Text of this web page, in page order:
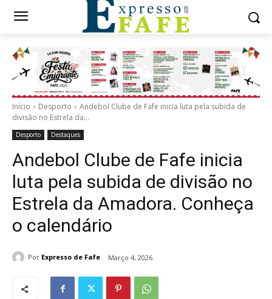
Início Desporto
Andebol Clube de Fafe inicia luta pela subida de
divisão no Estrela da...
Desporto Destaques
Andebol Clube de Fafe inicia
luta pela subida de divisão no
Estrela da Amadora. Conheça
o calendário
Por Expresso de Fafe Março 4, 2026